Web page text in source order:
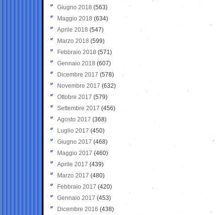
Giugno 2018 (563)
Maggio 2018 (634)
Aprile 2018 (547)
Marzo 2018 (599)
Febbraio 2018 (571)
Gennaio 2018 (607)
Dicembre 2017 (578)
Novembre 2017 (632)
Ottobre 2017 (579)
Settembre 2017 (456)
Agosto 2017 (368)
Luglio 2017 (450)
Giugno 2017 (468)
Maggio 2017 (460)
Aprile 2017 (439)
Marzo 2017 (480)
Febbraio 2017 (420)
Gennaio 2017 (453)
Dicembre 2016 (438)